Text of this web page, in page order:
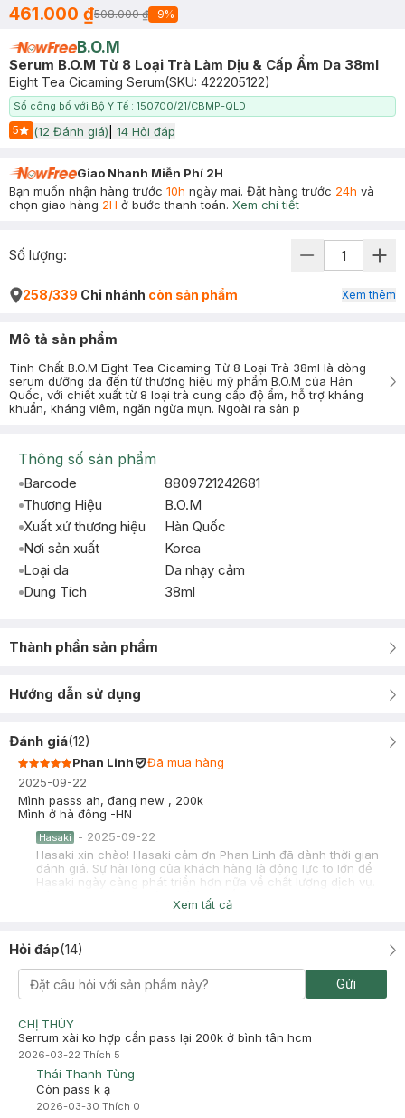
461.000 ₫508.000 ₫ -9%
B.O.M
Serum B.O.M Từ 8 Loại Trà Làm Dịu & Cấp Ẩm Da 38ml
Eight Tea Cicaming Serum(SKU: 422205122)
Số công bố với Bộ Y Tế : 150700/21/CBMP-QLD
5
Start Icon
(12 Đánh giá) 14 Hỏi đáp
Giao Nhanh Miễn Phí 2H
Bạn muốn nhận hàng trước 10h ngày mai. Đặt hàng trước 24h và
chọn giao hàng 2H ở bước thanh toán. Xem chi tiết
Số lượng:
258/339 Chi nhánh còn sản phẩm Xem thêm
Mô tả sản phẩm
Tinh Chất B.O.M Eight Tea Cicaming Từ 8 Loại Trà 38ml là dòng
serum dưỡng da đến từ thương hiệu mỹ phẩm B.O.M của Hàn
Quốc, với chiết xuất từ 8 loại trà cung cấp độ ẩm, hỗ trợ kháng
khuẩn, kháng viêm, ngăn ngừa mụn. Ngoài ra sản p
Thông số sản phẩm
Barcode
8809721242681
Thương Hiệu
B.O.M
Xuất xứ thương hiệu
Hàn Quốc
Nơi sản xuất
Korea
Loại da
Da nhạy cảm
Dung Tích
38ml
Thành phần sản phẩm
Hướng dẫn sử dụng
Đánh giá(12)
Phan Linh
Đã mua hàng
2025-09-22
Mình passs ah, đang new , 200k
Mình ở hà đông -HN
Hasaki - 2025-09-22
Hasaki xin chào! Hasaki cảm ơn Phan Linh đã dành thời gian
đánh giá. Sự hài lòng của khách hàng là động lực to lớn để
Hasaki ngày càng phát triển hơn nữa về chất lượng dịch vụ.
Cảm ơn bạn đã tin tưởng và mua sắm tại Hasaki!
2024-10-28
luôn ạ . Mấy anh chị nhân viên tư vấn nhiệt tình mà kĩ nữa
Xem tất cả
Hỏi đáp(14)
Gửi
CHỊ THÙY
Serrum xài ko hợp cần pass lại 200k ở bình tân hcm
2026-03-22 Thích 5
Thái Thanh Tùng
Còn pass k ạ
2026-03-30 Thích 0